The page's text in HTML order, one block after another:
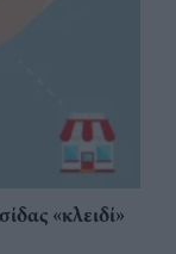
«κλειδί»